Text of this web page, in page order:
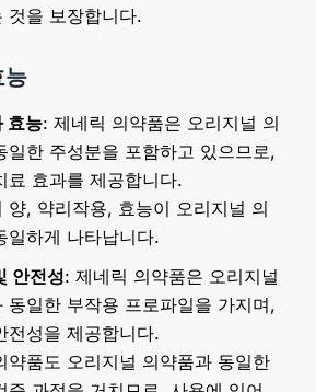
것을 보장합니다.
능
효능: 제네릭 의약품은 오리지널 의
일한 주성분을 포함하고 있으므로,
료 효과를 제공합니다.
양, 약리작용, 효능이 오리지널 의
일하게 나타납니다.
안전성: 제네릭 의약품은 오리지널
동일한 부작용 프로파일을 가지며,
전성을 제공합니다.
약품도 오리지널 의약품과 동일한